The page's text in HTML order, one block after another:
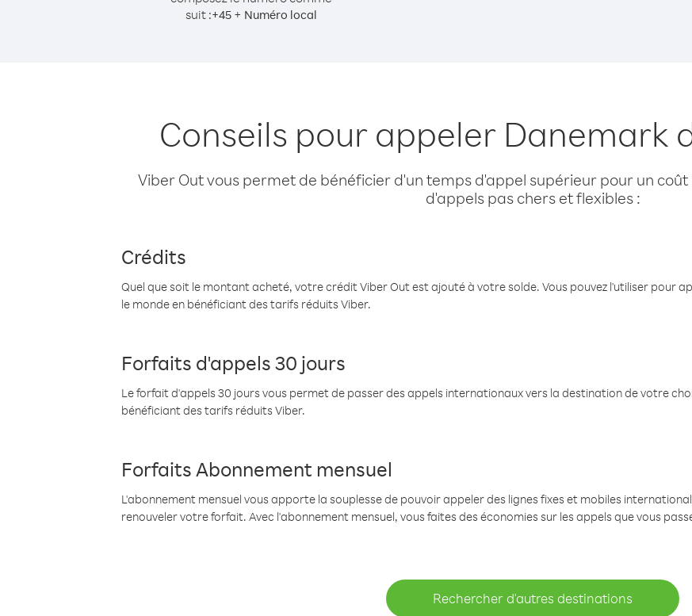
suit :+45 + Numéro local
Conseils pour appeler Danemark
Viber Out vous permet de bénéficier d'un temps d'appel supérieur pour un
d'appels pas chers et flexibles :
Crédits
Quel que soit le montant acheté, votre crédit Viber Out est ajouté à votre solde. Vous pouvez l'utiliser pour
le monde en bénéficiant des tarifs réduits Viber.
Forfaits d'appels 30 jours
Le forfait d'appels 30 jours vous permet de passer des appels internationaux vers la destination de votre
bénéficiant des tarifs réduits Viber.
Forfaits Abonnement mensuel
L'abonnement mensuel vous apporte la souplesse de pouvoir appeler des lignes fixes et mobiles
renouveler votre forfait. Avec l'abonnement mensuel, vous faites des économies sur les appels que vous
Rechercher d'autres destinations